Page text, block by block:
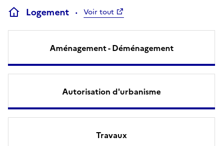
Logement Voir tout
Aménagement - Déménagement
Autorisation d'urbanisme
Travaux